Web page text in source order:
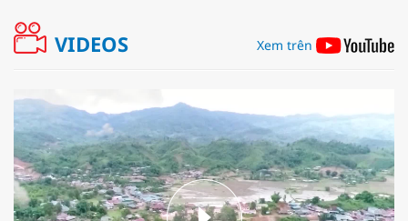
VIDEOS Xem trên